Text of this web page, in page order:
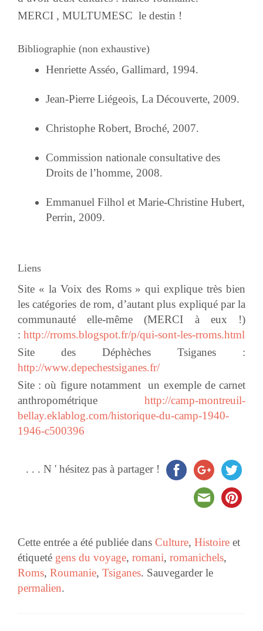
MERCI , MULTUMESC le destin !
Bibliographie (non exhaustive)
Henriette Asséo, Gallimard, 1994.
Jean-Pierre Liégeois, La Découverte, 2009.
Christophe Robert, Broché, 2007.
Commission nationale consultative des
Droits de l’homme, 2008.
Emmanuel Filhol et Marie-Christine Hubert,
Perrin, 2009.
Liens
Site « la Voix des Roms » qui explique très bien
les catégories de rom, d’autant plus expliqué par la
communauté elle-même (MERCI à eux !)
: http://rroms.blogspot.fr/p/qui-sont-les-rroms.html
Site des Déphèches Tsiganes :
http://www.depechestsiganes.fr/
Site : où figure notamment un exemple de carnet
anthropométrique http://camp-montreuil-
bellay.eklablog.com/historique-du-camp-1940-
1946-c500396
. . . N ' hésitez pas à partager !
Cette entrée a été publiée dans Culture, Histoire et
étiqueté gens du voyage, romani, romanichels,
Roms, Roumanie, Tsiganes. Sauvegarder le
permalien.